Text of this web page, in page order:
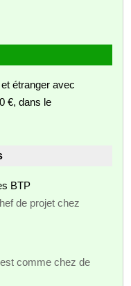
étranger avec
€, dans le
BTP
de projet chez
comme chez de